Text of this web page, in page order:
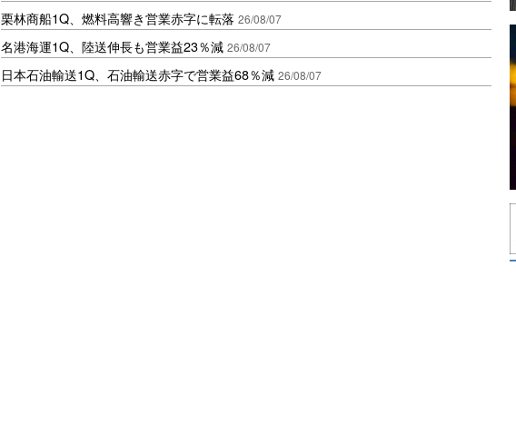
栗林商船1Q、燃料高響き営業赤字に転落 26/08/07
名港海運1Q、陸送伸長も営業益23％減 26/08/07
日本石油輸送1Q、石油輸送赤字で営業益68％減 26/08/07